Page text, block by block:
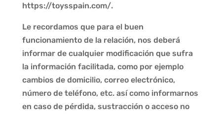
https://toysspain.com/.
Le recordamos que para el buen
funcionamiento de la relación, nos deberá
informar de cualquier modificación que sufra
la información facilitada, como por ejemplo
cambios de domicilio, correo electrónico,
número de teléfono, etc. así como informarnos
en caso de pérdida, sustracción o acceso no